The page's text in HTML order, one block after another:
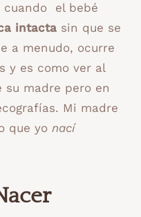
cuando el bebé
intacta sin que se
a menudo, ocurre
y es como ver al
madre pero en
Mi madre
que yo nací